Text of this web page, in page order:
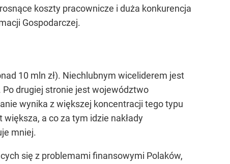
koszty pracownicze i duża konkurencja
Gospodarczej.
10 mln zł). Niechlubnym wiceliderem jest
Po drugiej stronie jest województwo
wynika z większej koncentracji tego typu
a co za tym idzie nakłady
mniej.
się z problemami finansowymi Polaków,